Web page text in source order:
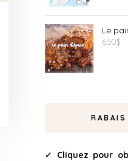
Le
6.50$
RABAIS
✔ Cliquez pour